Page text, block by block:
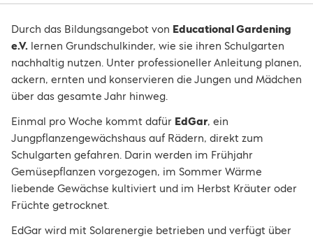
Durch das Bildungsangebot von Educational Gardening
e.V. lernen Grundschulkinder, wie sie ihren Schulgarten
nachhaltig nutzen. Unter professioneller Anleitung planen,
ackern, ernten und konservieren die Jungen und Mädchen
über das gesamte Jahr hinweg.
Einmal pro Woche kommt dafür EdGar, ein
Jungpflanzengewächshaus auf Rädern, direkt zum
Schulgarten gefahren. Darin werden im Frühjahr
Gemüsepflanzen vorgezogen, im Sommer Wärme
liebende Gewächse kultiviert und im Herbst Kräuter oder
Früchte getrocknet.
EdGar wird mit Solarenergie betrieben und verfügt über